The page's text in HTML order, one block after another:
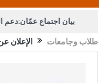
بيان اجتماع عمّان:دعم
طلاب وجامعات الإعلان